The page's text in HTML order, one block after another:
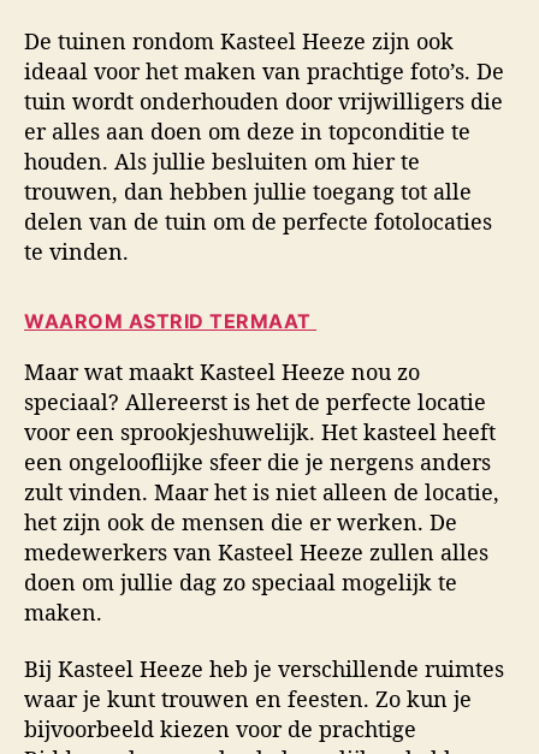
De tuinen rondom Kasteel Heeze zijn ook
ideaal voor het maken van prachtige foto’s. De
tuin wordt onderhouden door vrijwilligers die
er alles aan doen om deze in topconditie te
houden. Als jullie besluiten om hier te
trouwen, dan hebben jullie toegang tot alle
delen van de tuin om de perfecte fotolocaties
te vinden.
WAAROM ASTRID TERMAAT
Maar wat maakt Kasteel Heeze nou zo
speciaal? Allereerst is het de perfecte locatie
voor een sprookjeshuwelijk. Het kasteel heeft
een ongelooflijke sfeer die je nergens anders
zult vinden. Maar het is niet alleen de locatie,
het zijn ook de mensen die er werken. De
medewerkers van Kasteel Heeze zullen alles
doen om jullie dag zo speciaal mogelijk te
maken.
Bij Kasteel Heeze heb je verschillende ruimtes
waar je kunt trouwen en feesten. Zo kun je
bijvoorbeeld kiezen voor de prachtige